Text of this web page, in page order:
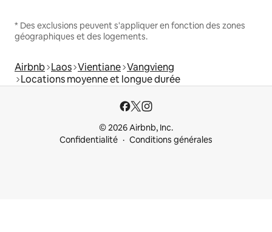
* Des exclusions peuvent s'appliquer en fonction des zones
géographiques et des logements.
Airbnb Laos Vientiane Vangvieng
Locations moyenne et longue durée
© 2026 Airbnb, Inc.
Confidentialité
Conditions générales